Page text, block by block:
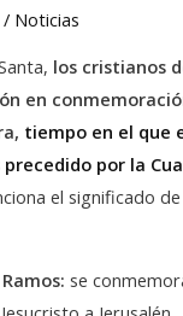
/ Noticias
los cristianos
en
tiempo en el que
por la
el significado
se